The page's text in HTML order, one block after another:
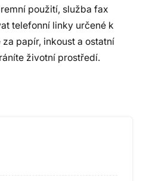
použití, služba fax
telefonní linky určené k
papír, inkoust a ostatní
životní prostředí.